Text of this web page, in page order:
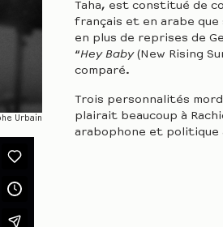
Urbain
Taha, est constitué de
français et en arabe que
en plus de reprises de
“Hey Baby(New Rising
comparé.
Trois personnalités
plairait beaucoup à
arabophone et politique